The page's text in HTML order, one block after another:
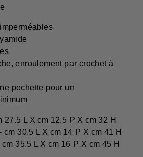
enroulement par crochet à
pochette pour un
27.5 L X cm 12.5 P X cm 32 H
cm 30.5 L X cm 14 P X cm 41 H
35.5 L X cm 16 P X cm 45 H